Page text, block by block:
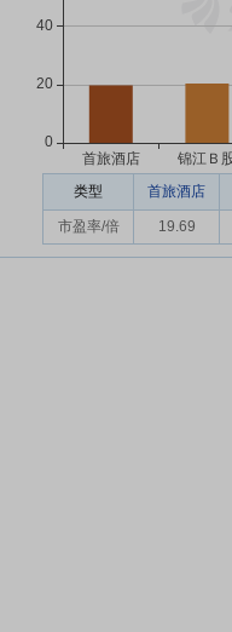
类型 首旅酒店
市盈率/倍 19.69